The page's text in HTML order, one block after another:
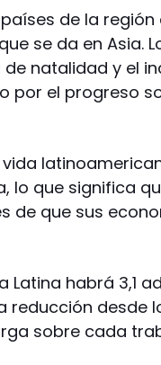
de la región
se da en Asia.
natalidad y el
por el progreso
lo que significa
de que sus
Latina habrá 3,1
desde
sobre cada